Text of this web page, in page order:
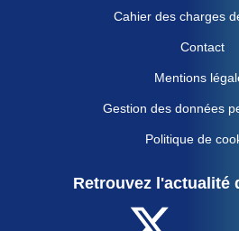
Cahier des charges
Contact
Mentions
Gestion des données
Politique de
Retrouvez l'actualité